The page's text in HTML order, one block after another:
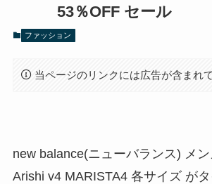
53％OFF セール
ファッション
当ページのリンクには広告が含まれ
new balance(ニューバランス) メ
Arishi v4 MARISTA4 各サイズ が